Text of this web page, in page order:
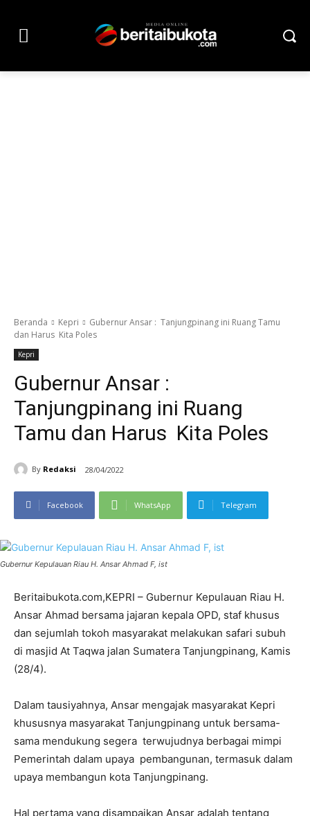
Beranda Kepri
Gubernur Ansar : Tanjungpinang ini Ruang Tamu
dan Harus Kita Poles
Kepri
Gubernur Ansar :
Tanjungpinang ini Ruang
Tamu dan Harus Kita Poles
By Redaksi 28/04/2022
Facebook WhatsApp Telegram
Gubernur Kepulauan Riau H. Ansar Ahmad F, ist
Beritaibukota.com,KEPRI – Gubernur Kepulauan Riau H.
Ansar Ahmad bersama jajaran kepala OPD, staf khusus
dan sejumlah tokoh masyarakat melakukan safari subuh
di masjid At Taqwa jalan Sumatera Tanjungpinang, Kamis
(28/4).
Dalam tausiyahnya, Ansar mengajak masyarakat Kepri
khususnya masyarakat Tanjungpinang untuk bersama-
sama mendukung segera terwujudnya berbagai mimpi
Pemerintah dalam upaya pembangunan, termasuk dalam
upaya membangun kota Tanjungpinang.
Hal pertama yang disampaikan Ansar adalah tentang